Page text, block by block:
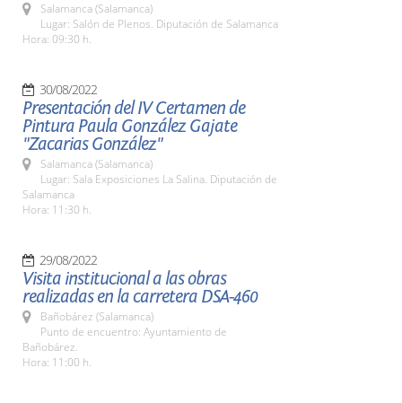
Salamanca (Salamanca)
Lugar: Salón de Plenos. Diputación de Salamanca
Hora: 09:30 h.
30/08/2022
Presentación del IV Certamen de
Pintura Paula González Gajate
"Zacarias González"
Salamanca (Salamanca)
Lugar: Sala Exposiciones La Salina. Diputación de
Salamanca
Hora: 11:30 h.
29/08/2022
Visita institucional a las obras
realizadas en la carretera DSA-460
Bañobárez (Salamanca)
Punto de encuentro: Ayuntamiento de
Bañobárez.
Hora: 11:00 h.